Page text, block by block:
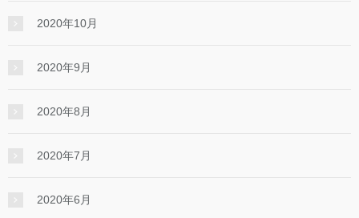
2020年10月
2020年9月
2020年8月
2020年7月
2020年6月